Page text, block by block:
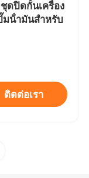
ดปิดกั้นเครื่อง
น้ํามันสําหรับ
ติดต่อเรา